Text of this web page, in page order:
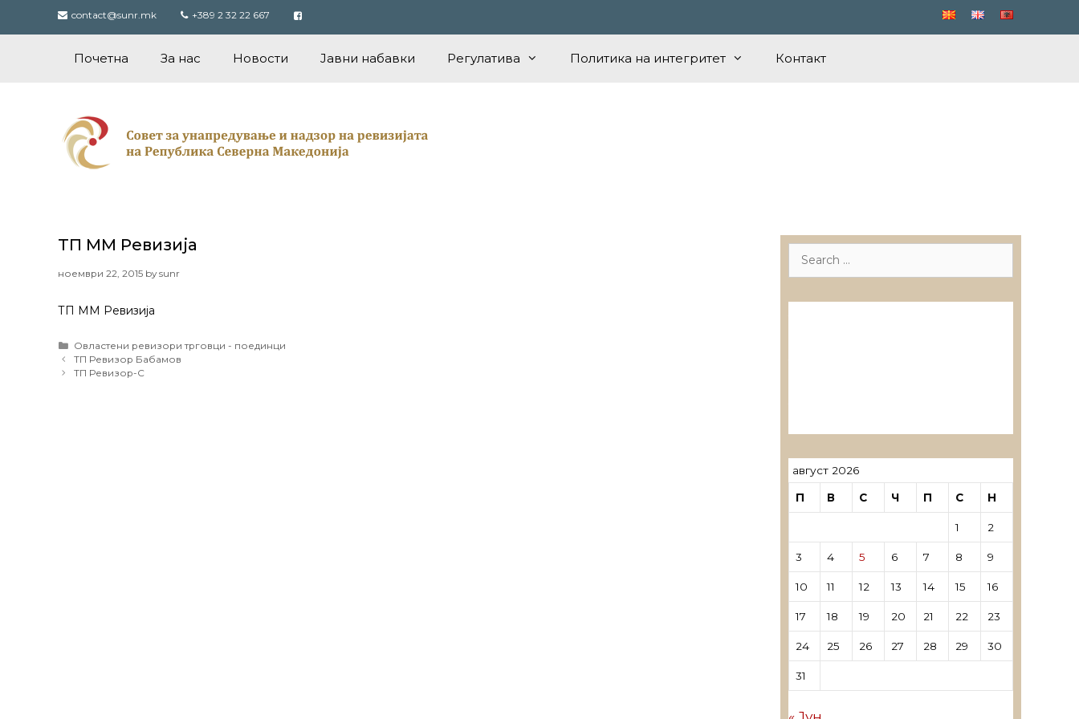
contact@sunr.mk +389 2 32 22 667
Почетна За нас Новости Јавни набавки Регулатива Политика на интегритет Контакт
ТП ММ Ревизија
ноември 22, 2015 bysunr
ТП ММ Ревизија
Categories
Овластени ревизори трговци - поединци
Post
navigation
ТП Ревизор Бабамов
ТП Ревизор-С
Search
август 2026
П В С Ч П С Н
1 2
3 4 5 6 7 8 9
10 11 12 13 14 15 16
17 18 19 20 21 22 23
24 25 26 27 28 29 30
31